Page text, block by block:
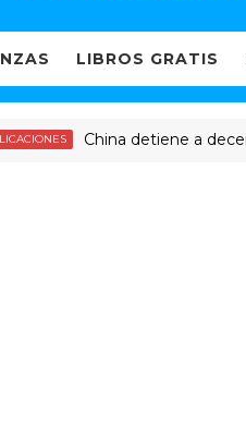
LIBROS GRATIS
China detiene a decenas